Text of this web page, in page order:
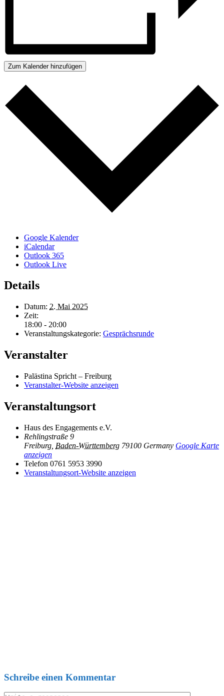
Zum Kalender hinzufügen
Google Kalender
iCalendar
Outlook 365
Outlook Live
Details
Datum: 2. Mai 2025
Zeit:
18:00 - 20:00
Veranstaltungskategorie: Gesprächsrunde
Veranstalter
Palästina Spricht – Freiburg
Veranstalter-Website anzeigen
Veranstaltungsort
Haus des Engagements e.V.
Rehlingstraße 9
Freiburg Baden-Württemberg 79100 Germany Google Karte
anzeigen
Telefon 0761 5953 3990
Veranstaltungsort-Website anzeigen
Schreibe einen Kommentar